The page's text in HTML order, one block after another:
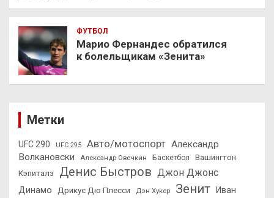
ФУТБОЛ
Марио Фернандес обратился
к болельщикам «Зенита»
Метки
UFC 290 UFC 295 Авто/мотоспорт Александр
Волкановски
Александр Овечкин Баскетбол
Вашингтон
Кэпиталз
Денис Быстров Джон Джонс
Динамо Дрикус Дю Плесси Дэн Хукер Зенит
Иван